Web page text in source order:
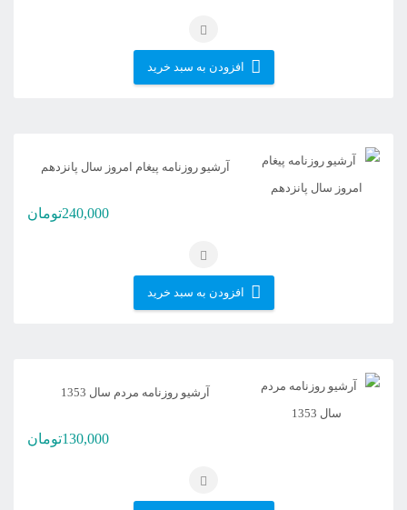
افزودن به سبد خرید
آرشیو روزنامه پیغام امروز سال پانزدهم
240,000تومان
افزودن به سبد خرید
آرشیو روزنامه مردم سال 1353
130,000تومان